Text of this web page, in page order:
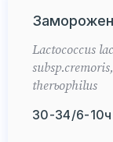
Lactococcus
therьophilus
30-34/6-10ч